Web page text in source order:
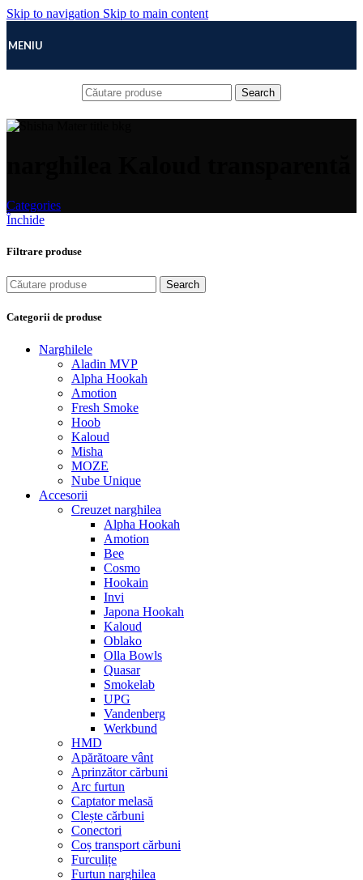
Skip to navigation Skip to main content
MENIU
Search
Categories
Închide
Filtrare produse
Search
Categorii de produse
Narghilele
Aladin MVP
Alpha Hookah
Amotion
Fresh Smoke
Hoob
Kaloud
Misha
MOZE
Nube Unique
Accesorii
Creuzet narghilea
Alpha Hookah
Amotion
Bee
Cosmo
Hookain
Invi
Japona Hookah
Kaloud
Oblako
Olla Bowls
Quasar
Smokelab
UPG
Vandenberg
Werkbund
HMD
Apărătoare vânt
Aprinzător cărbuni
Arc furtun
Captator melasă
Clește cărbuni
Conectori
Coș transport cărbuni
Furculițe
Furtun narghilea